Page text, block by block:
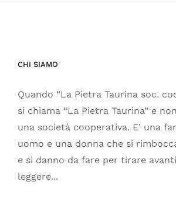
CHI SIAMO
Quando “La Pietra Taurina soc.
si chiama “La Pietra Taurina” e
una società cooperativa. E’ una
uomo e una donna che si
e si danno da fare per tirare
leggere...